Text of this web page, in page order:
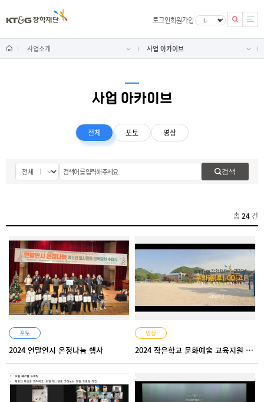
로그인회원가입
사업소개 사업 아카이브
사업 아카이브
전체 포토 영상
검색
총24 건
포토
2024 연말연시 온정나눔 행사
영상
2024 작은학교 문화예술 교육지원 프로그램 스케치 영상